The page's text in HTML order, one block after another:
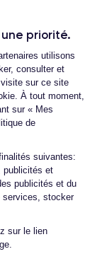
priorité.
utilisons
consulter et
sur ce site
À tout moment,
sur « Mes
de
suivantes:
publicités et
publicités et du
services, stocker
sur le lien
Go
cœurs
processeur
frontal
en
?
?
Carte